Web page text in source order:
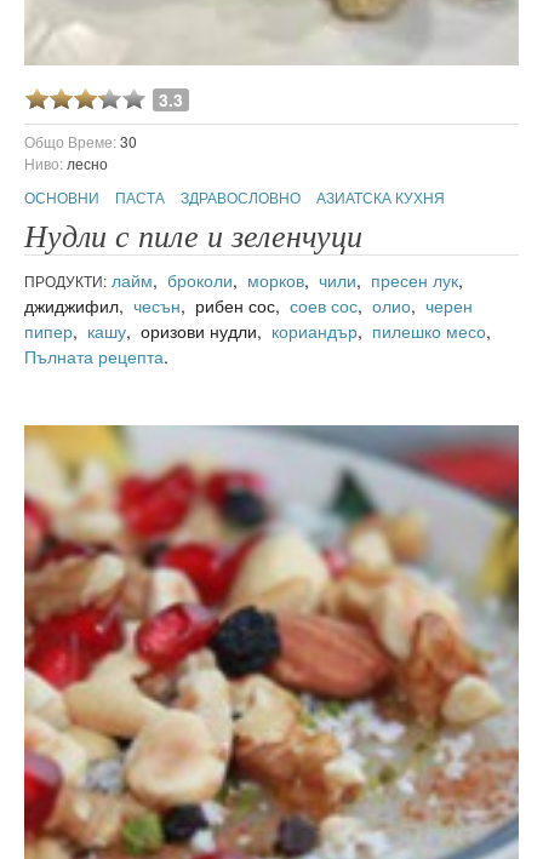
3.3
Общо Време:30
Ниво: лесно
ОСНОВНИ
ПАСТА ЗДРАВОСЛОВНО АЗИАТСКА КУХНЯ
Нудли с пиле и зеленчуци
ПРОДУКТИ: лайм, броколи, морков, чили, пресен лук,
джиджифил, чесън, рибен сос, соев сос, олио, черен
пипер, кашу, оризови нудли, кориандър, пилешко месо,
Пълната рецепта.